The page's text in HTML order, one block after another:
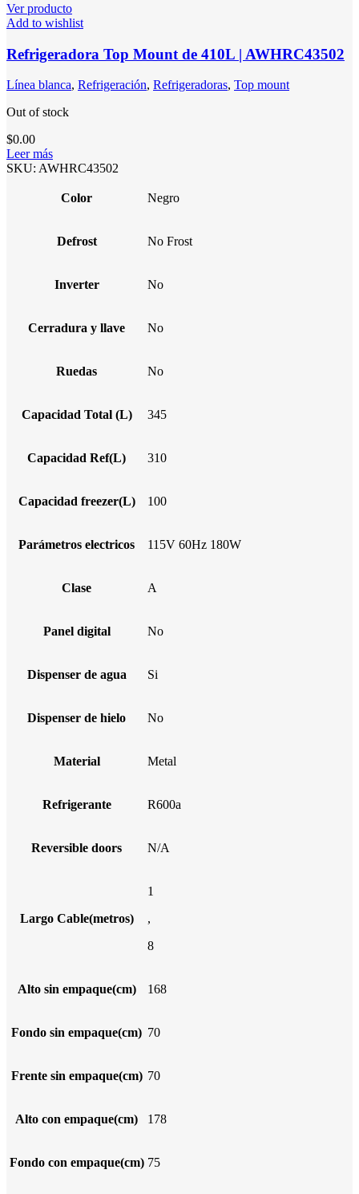
Ver producto
Add to wishlist
Refrigeradora Top Mount de 410L | AWHRC43502
Línea blanca, Refrigeración, Refrigeradoras, Top mount
Out of stock
$0.00
Leer más
SKU: AWHRC43502
Color Negro
Defrost No Frost
Inverter No
Cerradura y llave No
Ruedas No
Capacidad Total (L) 345
Capacidad Ref(L) 310
Capacidad freezer(L) 100
Parámetros electricos 115V 60Hz 180W
Clase A
Panel digital No
Dispenser de agua Si
Dispenser de hielo No
Material Metal
Refrigerante R600a
Reversible doors N/A
Largo Cable(metros)
1
,
8
Alto sin empaque(cm) 168
Fondo sin empaque(cm) 70
Frente sin empaque(cm) 70
Alto con empaque(cm) 178
Fondo con empaque(cm) 75